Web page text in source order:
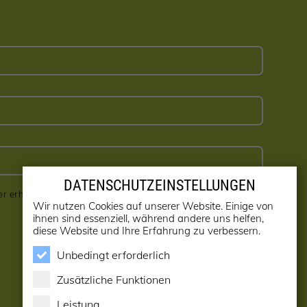
erhalten! (kann jederzeit abbestellt werden)
DATENSCHUTZEINSTELLUNGEN
Wir nutzen Cookies auf unserer Website. Einige von
ihnen sind essenziell, während andere uns helfen,
diese Website und Ihre Erfahrung zu verbessern.
Unbedingt erforderlich
Zusätzliche Funktionen
Leistung